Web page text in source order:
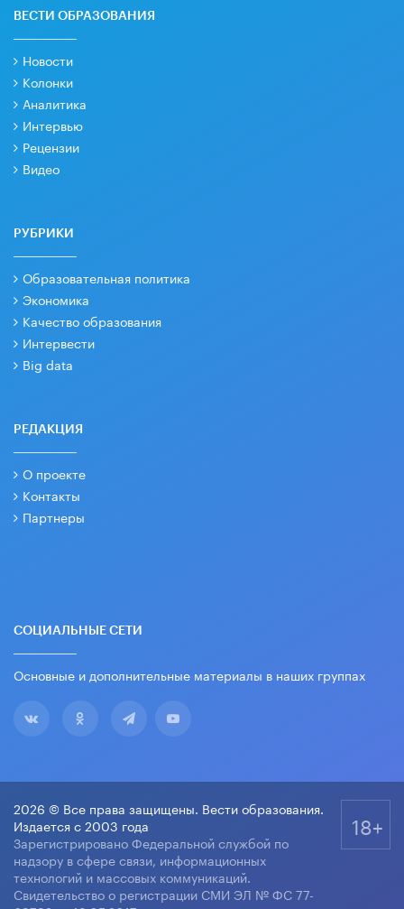
ВЕСТИ ОБРАЗОВАНИЯ
Новости
Колонки
Аналитика
Интервью
Рецензии
Видео
РУБРИКИ
Образовательная политика
Экономика
Качество образования
Интервести
Big data
РЕДАКЦИЯ
О проекте
Контакты
Партнеры
СОЦИАЛЬНЫЕ СЕТИ
Основные и дополнительные материалы в наших группах
2026 © Все права защищены. Вести образования.
Издается с 2003 года
Зарегистрировано Федеральной службой по
надзору в сфере связи, информационных
технологий и массовых коммуникаций.
Свидетельство о регистрации СМИ ЭЛ № ФС 77-
18+